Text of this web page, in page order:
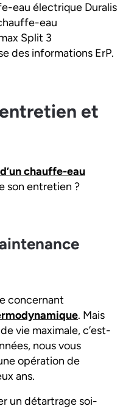
eau électrique Duralis
eau
Split 3
des informations ErP.
et
chauffe-eau
son entretien ?
concernant
. Mais
vie maximale, c’est-
nous vous
opération de
ans.
un détartrage soi-